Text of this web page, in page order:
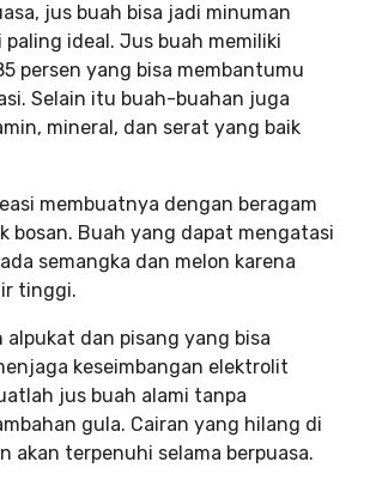
jus buah bisa jadi minuman
ideal. Jus buah memiliki
persen yang bisa membantumu
Selain itu buah-buahan juga
mineral, dan serat yang baik
membuatnya dengan beragam
bosan. Buah yang dapat mengatasi
semangka dan melon karena
tinggi.
alpukat dan pisang yang bisa
keseimbangan elektrolit
jus buah alami tanpa
gula. Cairan yang hilang di
akan terpenuhi selama berpuasa.